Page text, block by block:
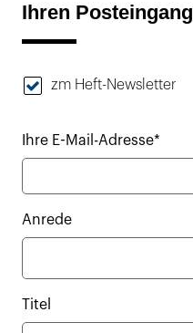
Ihren Posteingang
zm Heft-Newsletter
Ihre E-Mail-Adresse*
Anrede
Titel